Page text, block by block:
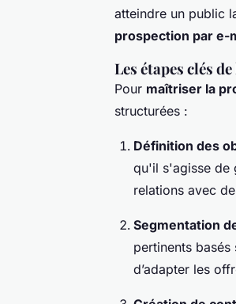
atteindre un public
prospection par e-
Les étapes clés
Pour maîtriser la
structurées :
Définition des
qu'il s'agisse de
relations avec
Segmentation
pertinents
d’adapter les